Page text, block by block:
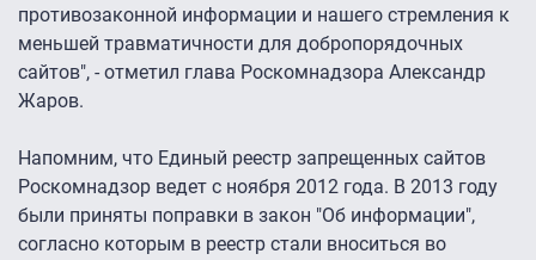
противозаконной информации и нашего стремления к
меньшей травматичности для добропорядочных
сайтов", - отметил глава Роскомнадзора Александр
Жаров.
Напомним, что Единый реестр запрещенных сайтов
Роскомнадзор ведет с ноября 2012 года. В 2013 году
были приняты поправки в закон "Об информации",
согласно которым в реестр стали вноситься во